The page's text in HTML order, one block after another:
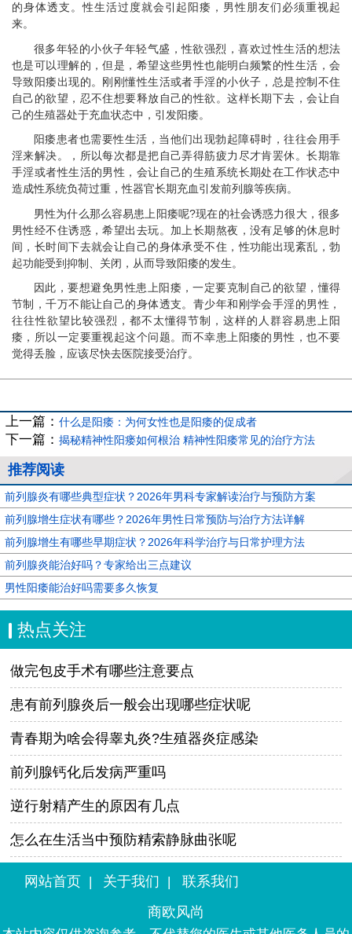
的身体透支。性生活过度就会引起阳痿，男性朋友们必须重视起
来。
很多年轻的小伙子年轻气盛，性欲强烈，喜欢过性生活的想法
也是可以理解的，但是，希望这些男性也能明白频繁的性生活，会
导致阳痿出现的。刚刚懂性生活或者手淫的小伙子，总是控制不住
自己的欲望，忍不住想要释放自己的性欲。这样长期下去，会让自
己的生殖器处于充血状态中，引发阳痿。
阳痿患者也需要性生活，当他们出现勃起障碍时，往往会用手
淫来解决。，所以每次都是把自己弄得筋疲力尽才肯罢休。长期靠
手淫或者性生活的男性，会让自己的生殖系统长期处在工作状态中
造成性系统负荷过重，性器官长期充血引发前列腺等疾病。
男性为什么那么容易患上阳痿呢?现在的社会诱惑力很大，很多
男性经不住诱惑，希望出去玩。加上长期熬夜，没有足够的休息时
间，长时间下去就会让自己的身体承受不住，性功能出现紊乱，勃
起功能受到抑制、关闭，从而导致阳痿的发生。
因此，要想避免男性患上阳痿，一定要克制自己的欲望，懂得
节制，千万不能让自己的身体透支。青少年和刚学会手淫的男性，
往往性欲望比较强烈，都不太懂得节制，这样的人群容易患上阳
痿，所以一定要重视起这个问题。而不幸患上阳痿的男性，也不要
觉得丢脸，应该尽快去医院接受治疗。
上一篇： 什么是阳痿：为何女性也是阳痿的促成者
下一篇： 揭秘精神性阳瘘如何根治 精神性阳痿常见的治疗方法
推荐阅读
前列腺炎有哪些典型症状？2026年男科专家解读治疗与预防方案
前列腺增生症状有哪些？2026年男性日常预防与治疗方法详解
前列腺增生有哪些早期症状？2026年科学治疗与日常护理方法
前列腺炎能治好吗？专家给出三点建议
男性阳痿能治好吗需要多久恢复
热点关注
做完包皮手术有哪些注意要点
患有前列腺炎后一般会出现哪些症状呢
青春期为啥会得睾丸炎?生殖器炎症感染
前列腺钙化后发病严重吗
逆行射精产生的原因有几点
怎么在生活当中预防精索静脉曲张呢
网站首页 | 关于我们 |
联系我们
商欧风尚